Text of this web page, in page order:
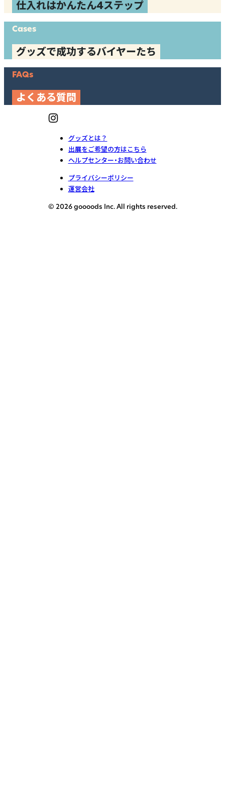
仕入れはかんたん4ステップ
Cases
グッズで成功するバイヤーたち
FAQs
よくある質問
グッズとは？
出展をご希望の方はこちら
ヘルプセンター・お問い合わせ
プライバシーポリシー
運営会社
© 2026 goooods Inc. All rights reserved.